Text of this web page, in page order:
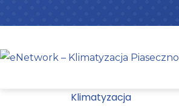
to
Klimatyzacja